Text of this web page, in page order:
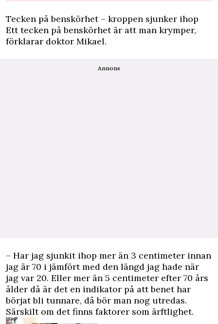
Tecken på benskörhet – kroppen sjunker ihop
Ett tecken på benskörhet är att man krymper,
förklarar doktor Mikael.
Annons
– Har jag sjunkit ihop mer än 3 centimeter innan
jag är 70 i jämfört med den längd jag hade när
jag var 20. Eller mer än 5 centimeter efter 70 års
ålder då är det en indikator på att benet har
börjat bli tunnare, då bör man nog utredas.
Särskilt om det finns faktorer som ärftlighet.